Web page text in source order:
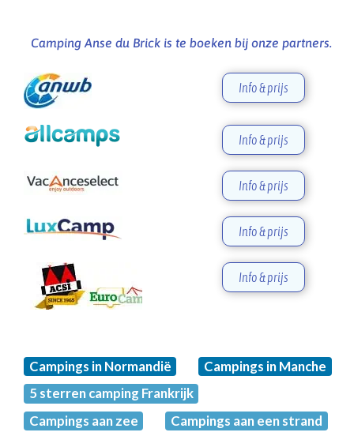
Camping Anse du Brick is te boeken bij onze partners.
Info & prijs
Info & prijs
Info & prijs
Info & prijs
Info & prijs
Campings in Normandië
Campings in Manche
5 sterren camping Frankrijk
Campings aan zee
Campings aan een strand